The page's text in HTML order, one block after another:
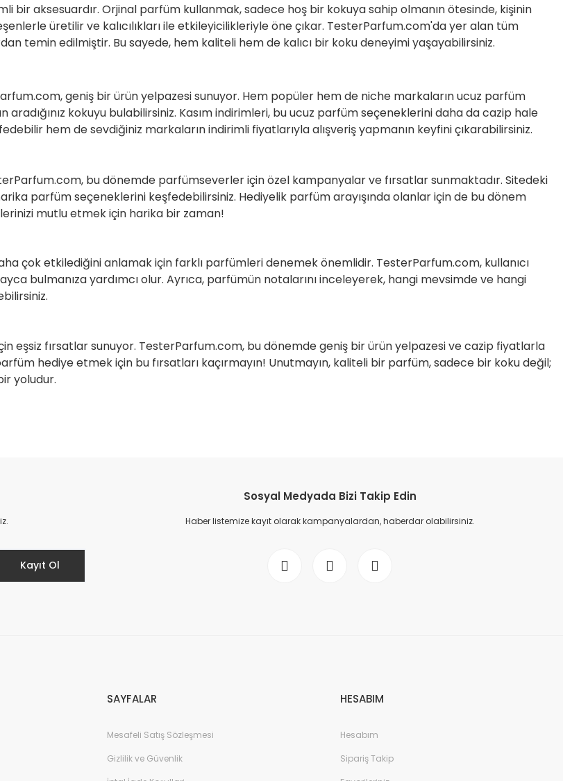
aksesuardır. Orjinal parfüm kullanmak, sadece hoş bir kokuya sahip olmanın ötesinde, kişinin
üretilir ve kalıcılıkları ile etkileyicilikleriyle öne çıkar. TesterParfum.com'da yer alan tüm
temin edilmiştir. Bu sayede, hem kaliteli hem de kalıcı bir koku deneyimi yaşayabilirsiniz.
geniş bir ürün yelpazesi sunuyor. Hem popüler hem de niche markaların ucuz parfüm
kokuyu bulabilirsiniz. Kasım indirimleri, bu ucuz parfüm seçeneklerini daha da cazip hale
hem de sevdiğiniz markaların indirimli fiyatlarıyla alışveriş yapmanın keyfini çıkarabilirsiniz.
bu dönemde parfümseverler için özel kampanyalar ve fırsatlar sunmaktadır. Sitedeki
parfüm seçeneklerini keşfedebilirsiniz. Hediyelik parfüm arayışında olanlar için de bu dönem
mutlu etmek için harika bir zaman!
çok etkilediğini anlamak için farklı parfümleri denemek önemlidir. TesterParfum.com, kullanıcı
bulmanıza yardımcı olur. Ayrıca, parfümün notalarını inceleyerek, hangi mevsimde ve hangi
eşsiz fırsatlar sunuyor. TesterParfum.com, bu dönemde geniş bir ürün yelpazesi ve cazip fiyatlarla
hediye etmek için bu fırsatları kaçırmayın! Unutmayın, kaliteli bir parfüm, sadece bir koku değil;
yoludur.
Kayıt Ol
Sosyal Medyada Bizi Takip Edin
Haber listemize kayıt olarak kampanyalardan, haberdar olabilirsiniz.
SAYFALAR
Mesafeli Satış Sözleşmesi
Gizlilik ve Güvenlik
HESABIM
Hesabım
Sipariş Takip